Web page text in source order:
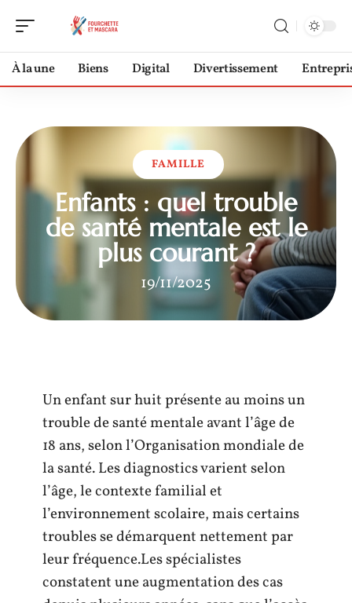
À la une Biens Digital Divertissement
FAMILLE
Enfants : quel trouble
de santé mentale est le
plus courant ?
19/11/2025
Un enfant sur huit présente au moins un
trouble de santé mentale avant l’âge de
18 ans, selon l’Organisation mondiale de
la santé. Les diagnostics varient selon
l’âge, le contexte familial et
l’environnement scolaire, mais certains
troubles se démarquent nettement par
leur fréquence.Les spécialistes
constatent une augmentation des cas